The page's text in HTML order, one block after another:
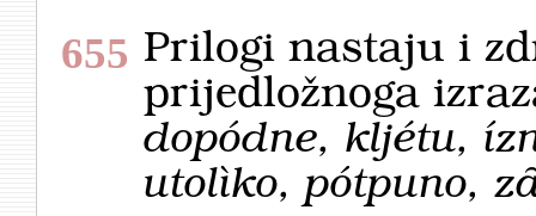
655 Prilogi nastaju i
prijedložnoga
dopódne, kljétu,
utolìko, pótpuno,